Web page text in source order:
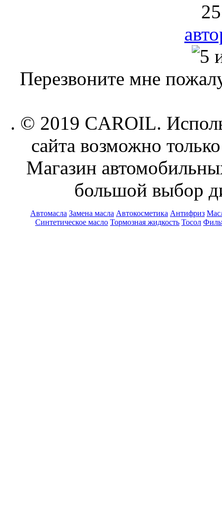
Перезвоните мне
. © 2019 CAROIL.
сайта возможно
Магазин
большой выбор
Автомасла Замена масла Автокосметика Антифриз
Синтетическое масло Тормозная жидкость Тосол